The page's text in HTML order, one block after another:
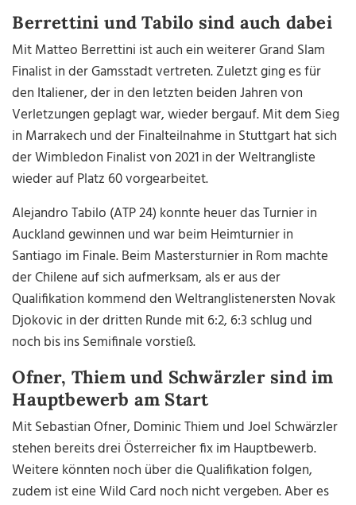
Berrettini und Tabilo sind auch dabei
Mit Matteo Berrettini ist auch ein weiterer Grand Slam
Finalist in der Gamsstadt vertreten. Zuletzt ging es für
den Italiener, der in den letzten beiden Jahren von
Verletzungen geplagt war, wieder bergauf. Mit dem Sieg
in Marrakech und der Finalteilnahme in Stuttgart hat sich
der Wimbledon Finalist von 2021 in der Weltrangliste
wieder auf Platz 60 vorgearbeitet.
Alejandro Tabilo (ATP 24) konnte heuer das Turnier in
Auckland gewinnen und war beim Heimturnier in
Santiago im Finale. Beim Mastersturnier in Rom machte
der Chilene auf sich aufmerksam, als er aus der
Qualifikation kommend den Weltranglistenersten Novak
Djokovic in der dritten Runde mit 6:2, 6:3 schlug und
noch bis ins Semifinale vorstieß.
Ofner, Thiem und Schwärzler sind im
Hauptbewerb am Start
Mit Sebastian Ofner, Dominic Thiem und Joel Schwärzler
stehen bereits drei Österreicher fix im Hauptbewerb.
Weitere könnten noch über die Qualifikation folgen,
zudem ist eine Wild Card noch nicht vergeben. Aber es